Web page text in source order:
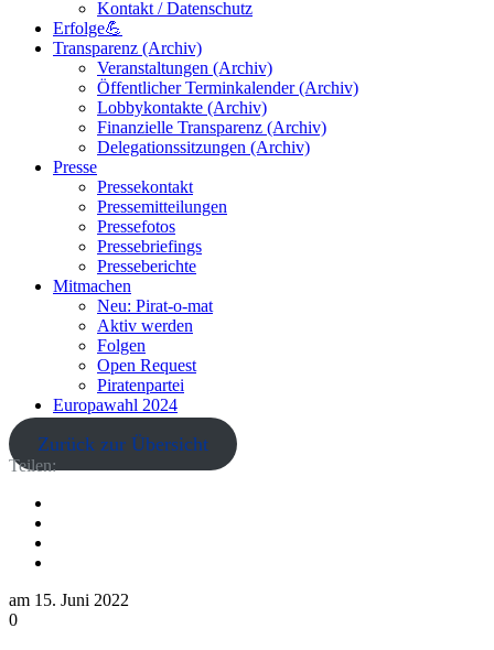
Kontakt / Datenschutz
Erfolge💪
Transparenz (Archiv)
Veranstaltungen (Archiv)
Öffentlicher Terminkalender (Archiv)
Lobbykontakte (Archiv)
Finanzielle Transparenz (Archiv)
Delegationssitzungen (Archiv)
Presse
Pressekontakt
Pressemitteilungen
Pressefotos
Pressebriefings
Presseberichte
Mitmachen
Neu: Pirat-o-mat
Aktiv werden
Folgen
Open Request
Piratenpartei
Europawahl 2024
Zurück zur Übersicht
Teilen:
am 15. Juni 2022
0